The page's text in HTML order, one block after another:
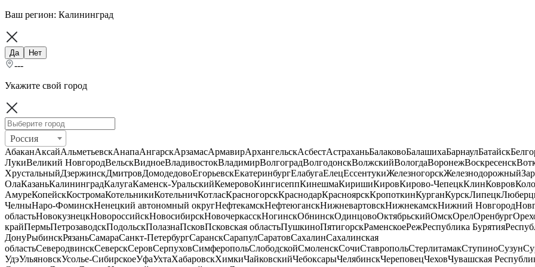
Ваш регион: Калининград
Да Нет
---
Укажите свой город
Россия
АбаканАксайАльметьевскАнапаАнгарскАрзамасАрмавирАрхангельскАсбестАстраханьБалаковоБалашихаБарнаулБатайск
ЛукиВеликий НовгородВельскВидноеВладивостокВладимирВолгоградВолгодонскВолжскийВологдаВоронежВоскресенск
ХрустальныйДзержинскДмитровДомодедовоЕгорьевскЕкатеринбургЕлабугаЕлецЕссентукиЖелезногорскЖелезнодорожный
ОлаКазаньКалининградКалугаКаменск-УральскийКемеровоКингисеппКинешмаКиришиКировКирово-ЧепецкКлинКовров
АмуреКопейскКостромаКотельникиКотельничКотласКрасногорскКраснодарКрасноярскКропоткинКурганКурскЛипецк
ЧелныНаро-ФоминскНенецкий автономный округНефтекамскНефтеюганскНижневартовскНижнекамскНижний Новгород
областьНовокузнецкНовороссийскНовосибирскНовочеркасскНогинскОбнинскОдинцовоОктябрьскийОмскОрелОренбург
крайПермьПетрозаводскПодольскПолазнаПсковПсковская областьПушкиноПятигорскРаменскоеРежРеспублика Бурятия
ДонуРыбинскРязаньСамараСанкт-ПетербургСаранскСарапулСаратовСахалинСахалинская
областьСеверодвинскСеверскСеровСерпуховСимферопольСлободскойСмоленскСочиСтавропольСтерлитамакСтупиноСузун
УдэУльяновскУсолье-СибирскоеУфаУхтаХабаровскХимкиЧайковскийЧебоксарыЧелябинскЧереповецЧеховЧувашская